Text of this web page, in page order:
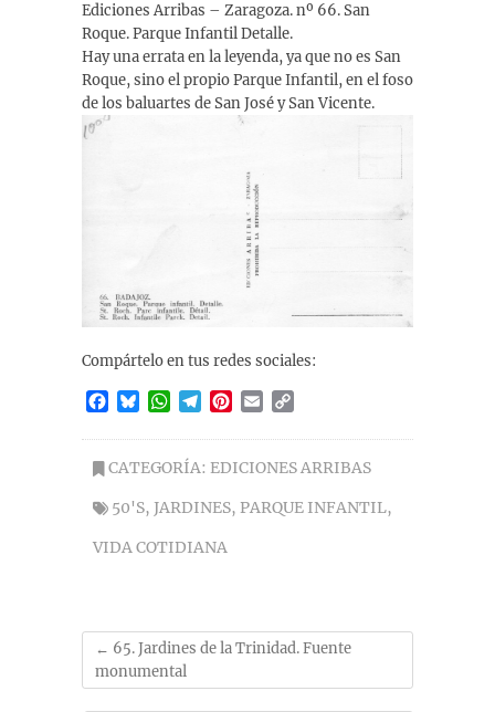
Ediciones Arribas – Zaragoza. nº 66. San
Roque. Parque Infantil Detalle.
Hay una errata en la leyenda, ya que no es San
Roque, sino el propio Parque Infantil, en el foso
de los baluartes de San José y San Vicente.
Compártelo en tus redes sociales:
c
e
o
k
u
e
k
W
a
t
A
p
T
l
e
r
m
n
t
r
a
i
p
y
i
CATEGORÍA: EDICIONES ARRIBAS
50'S, JARDINES, PARQUE INFANTIL,
VIDA COTIDIANA
← 65. Jardines de la Trinidad. Fuente
monumental